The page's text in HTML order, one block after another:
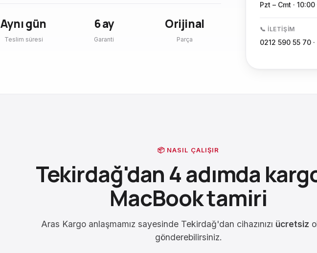
Aynı gün
Teslim süresi
6 ay
Garanti
Orijinal
Parça
Pzt – Cmt ·
📞 İLETIŞIM
0212 590 55 70
📦 NASIL ÇALIŞIR
Tekirdağ'dan 4 adımda
MacBook tamiri
Aras Kargo anlaşmamız sayesinde Tekirdağ'dan cihazınızı ücretsiz
gönderebilirsiniz.